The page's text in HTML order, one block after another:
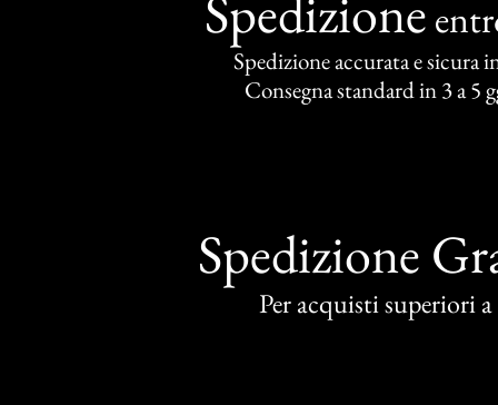
Spedizione
Spedizione accurata e sicura
Consegna standard in 3 a 5
Spedizione
Per acquisti superiori